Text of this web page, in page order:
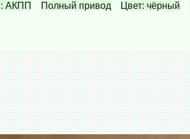
АКПП Полный привод Цвет: чёрный